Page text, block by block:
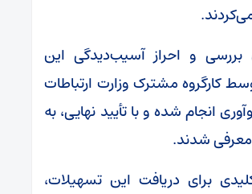
و احراز آسیب‌دیدگی این
کارگروه مشترک وزارت ارتباطات
انجام شده و با تأیید نهایی، به
شدند.
برای دریافت این تسهیلات،